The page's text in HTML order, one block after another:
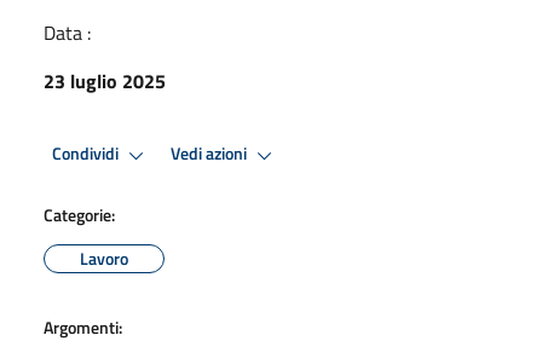
Data :
23 luglio 2025
Condividi Vedi azioni
Categorie:
Lavoro
Argomenti: